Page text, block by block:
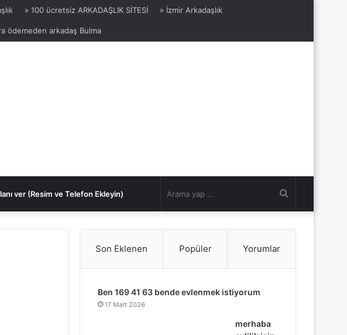
» 100 ücretsiz ARKADAŞLIK SİTESİ » İzmir Arkadaşlık
ödemeden arkadaş Bulma
ver (Resim ve Telefon Ekleyin)
yap
Son Eklenen Popüler Yorumlar
Ben 169 41 63 bende evlenmek istiyorum
17 Mart 2026
merhaba